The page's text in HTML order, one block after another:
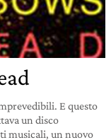
E questo
un disco
musicali, un nuovo